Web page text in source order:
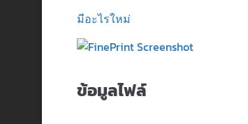
มีอะไรใหม่
ข้อมูลไฟล์